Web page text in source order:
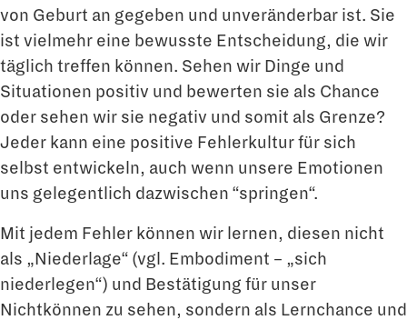
von Geburt an gegeben und unveränderbar ist. Sie
ist vielmehr eine bewusste Entscheidung, die wir
täglich treffen können. Sehen wir Dinge und
Situationen positiv und bewerten sie als Chance
oder sehen wir sie negativ und somit als Grenze?
Jeder kann eine positive Fehlerkultur für sich
selbst entwickeln, auch wenn unsere Emotionen
uns gelegentlich dazwischen “springen“.
Mit jedem Fehler können wir lernen, diesen nicht
als „Niederlage“ (vgl. Embodiment – „sich
niederlegen“) und Bestätigung für unser
Nichtkönnen zu sehen, sondern als Lernchance und